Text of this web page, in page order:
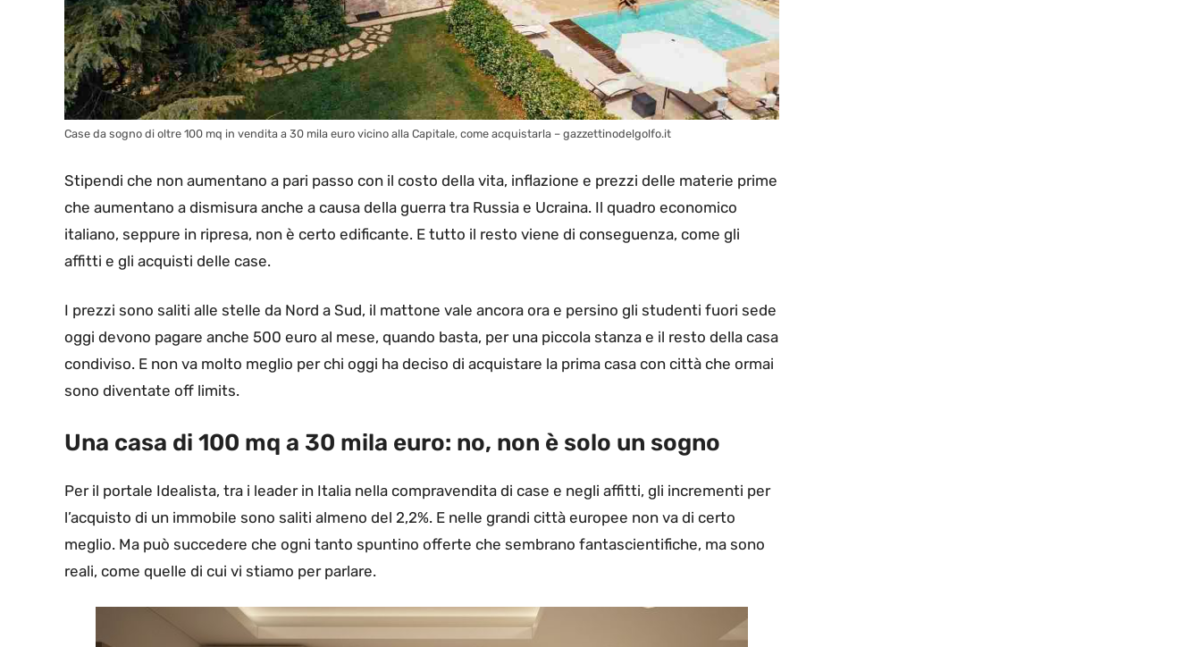
Case da sogno di oltre 100 mq in vendita a 30 mila euro vicino alla Capitale, come acquistarla – gazzettinodelgolfo.it
Stipendi che non aumentano a pari passo con il costo della vita, inflazione e prezzi delle materie prime
che aumentano a dismisura anche a causa della guerra tra Russia e Ucraina. Il quadro economico
italiano, seppure in ripresa, non è certo edificante. E tutto il resto viene di conseguenza, come gli
affitti e gli acquisti delle case.
I prezzi sono saliti alle stelle da Nord a Sud, il mattone vale ancora ora e persino gli studenti fuori sede
oggi devono pagare anche 500 euro al mese, quando basta, per una piccola stanza e il resto della casa
condiviso. E non va molto meglio per chi oggi ha deciso di acquistare la prima casa con città che ormai
sono diventate off limits.
Una casa di 100 mq a 30 mila euro: no, non è solo un sogno
Per il portale Idealista, tra i leader in Italia nella compravendita di case e negli affitti, gli incrementi per
l’acquisto di un immobile sono saliti almeno del 2,2%. E nelle grandi città europee non va di certo
meglio. Ma può succedere che ogni tanto spuntino offerte che sembrano fantascientifiche, ma sono
reali, come quelle di cui vi stiamo per parlare.